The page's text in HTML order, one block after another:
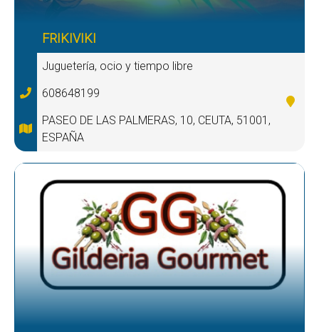
FRIKIVIKI
Juguetería, ocio y tiempo libre
608648199
PASEO DE LAS PALMERAS, 10, CEUTA, 51001,
ESPAÑA